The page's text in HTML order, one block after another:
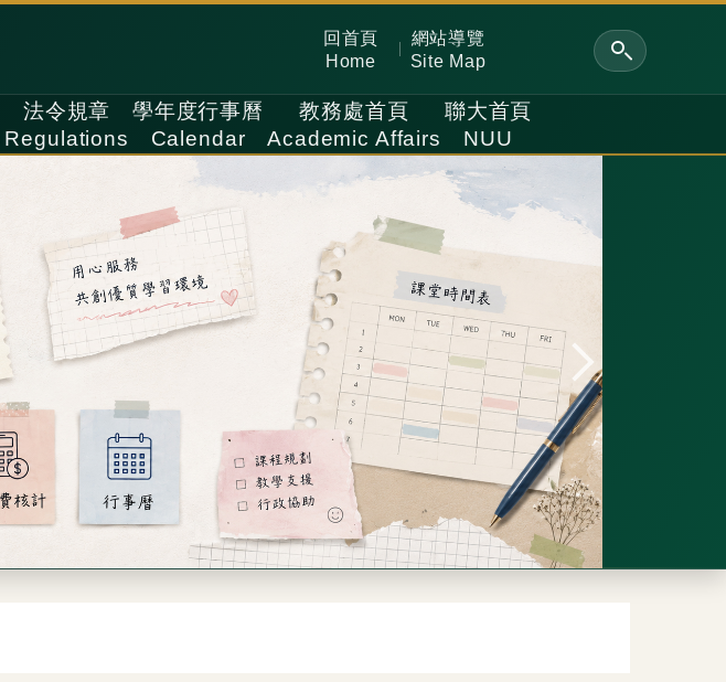
回首頁
Home
網站導覽
Site Map
法令規章
Regulations
學年度行事曆
Calendar
教務處首頁
Academic Affairs
聯大首頁
NUU